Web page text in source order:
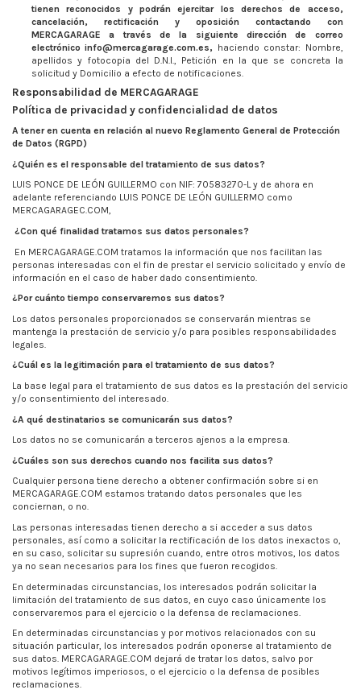
tienen reconocidos y podrán ejercitar los derechos de acceso,
cancelación, rectificación y oposición contactando con
MERCAGARAGE a través de la siguiente dirección de correo
electrónico info@mercagarage.com.es, haciendo constar: Nombre,
apellidos y fotocopia del D.N.I., Petición en la que se concreta la
solicitud y Domicilio a efecto de notificaciones.
Responsabilidad de MERCAGARAGE
Política de privacidad y confidencialidad de datos
A tener en cuenta en relación al nuevo Reglamento General de Protección
de Datos (RGPD)
¿Quién es el responsable del tratamiento de sus datos?
LUIS PONCE DE LEÓN GUILLERMO con NIF: 70583270-Ly de ahora en
adelante referenciando LUIS PONCE DE LEÓN GUILLERMO como
MERCAGARAGEC.COM,
¿Con qué finalidad tratamos sus datos personales?
En MERCAGARAGE.COM tratamos la información que nos facilitan las
personas interesadas con el fin de prestar el servicio solicitado y envío de
información en el caso de haber dado consentimiento.
¿Por cuánto tiempo conservaremos sus datos?
Los datos personales proporcionados se conservarán mientras se
mantenga la prestación de servicio y/o para posibles responsabilidades
legales.
¿Cuál es la legitimación para el tratamiento de sus datos?
La base legal para el tratamiento de sus datos es la prestación del servicio
y/o consentimiento del interesado.
¿A qué destinatarios se comunicarán sus datos?
Los datos no se comunicarán a terceros ajenos a la empresa.
¿Cuáles son sus derechos cuando nos facilita sus datos?
Cualquier persona tiene derecho a obtener confirmación sobre si en
MERCAGARAGE.COM estamos tratando datos personales que les
conciernan, o no.
Las personas interesadas tienen derecho a si acceder a sus datos
personales, así como a solicitar la rectificación de los datos inexactos o,
en su caso, solicitar su supresión cuando, entre otros motivos, los datos
ya no sean necesarios para los fines que fueron recogidos.
En determinadas circunstancias, los interesados podrán solicitar la
limitación del tratamiento de sus datos, en cuyo caso únicamente los
conservaremos para el ejercicio o la defensa de reclamaciones.
En determinadas circunstancias y por motivos relacionados con su
situación particular, los interesados podrán oponerse al tratamiento de
sus datos. MERCAGARAGE.COM dejará de tratar los datos, salvo por
motivos legítimos imperiosos, o el ejercicio o la defensa de posibles
reclamaciones.